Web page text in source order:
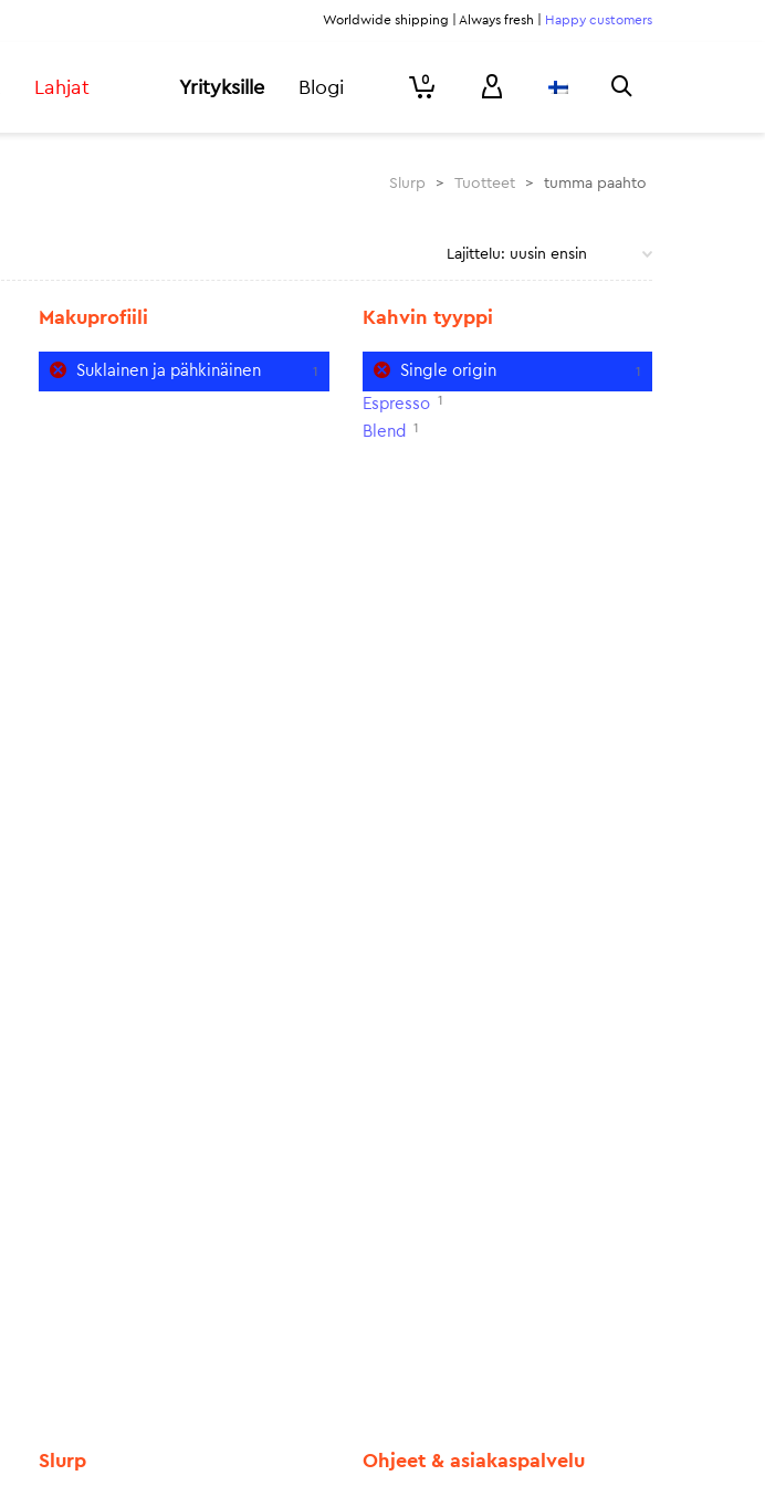
Worldwide shipping | Always fresh | Happy customers
Lahjat Yrityksille Blogi 0
Slurp > Tuotteet > tumma paahto
Makuprofiili
Suklainen ja pähkinäinen 1
Kahvin tyyppi
Single origin 1
Espresso 1
Blend 1
Slurp Ohjeet & asiakaspalvelu